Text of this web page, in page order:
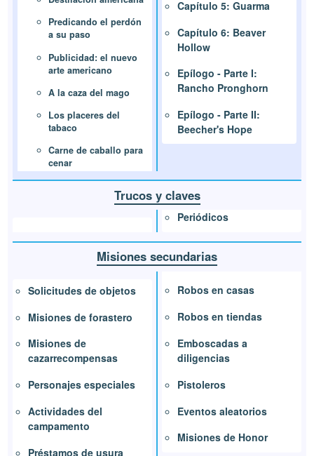
Predicando el perdón
a su paso
Publicidad: el nuevo
arte americano
A la caza del mago
Los placeres del
tabaco
Carne de caballo para
cenar
Capítulo 5: Guarma
Capítulo 6: Beaver
Hollow
Epílogo - Parte I:
Rancho Pronghorn
Epílogo - Parte II:
Beecher's Hope
Trucos y claves
Periódicos
Misiones secundarias
Solicitudes de objetos
Misiones de forastero
Misiones de
cazarrecompensas
Personajes especiales
Actividades del
campamento
Préstamos de usura
Robos en casas
Robos en tiendas
Emboscadas a
diligencias
Pistoleros
Eventos aleatorios
Misiones de Honor